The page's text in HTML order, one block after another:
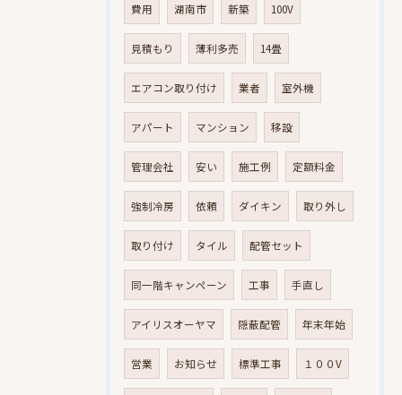
費用 湖南市 新築 100V
見積もり 薄利多売 14畳
エアコン取り付け 業者 室外機
アパート マンション 移設
管理会社 安い 施工例 定額料金
強制冷房 依頼 ダイキン 取り外し
取り付け タイル 配管セット
同一階キャンペーン 工事 手直し
アイリスオーヤマ 隠蔽配管 年末年始
営業 お知らせ 標準工事 １００V